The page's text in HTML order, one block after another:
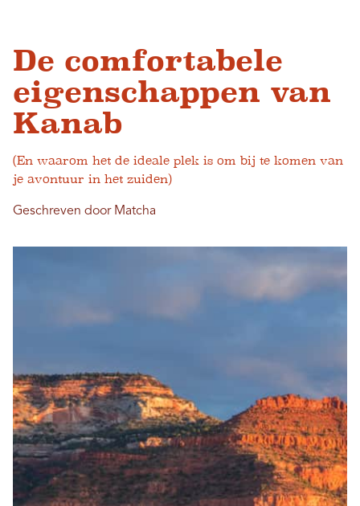
De comfortabele
eigenschappen van
Kanab
(En waarom het de ideale plek is om bij te komen van
je avontuur in het zuiden)
Geschreven door Matcha